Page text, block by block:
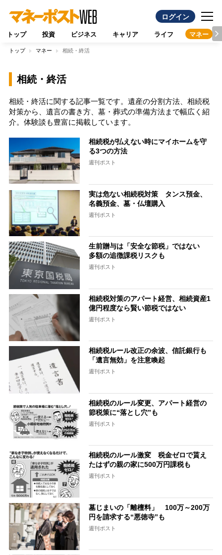
ログイン
トップ 投資 ビジネス キャリア ライフ マネー
トップ マネー 相続・終活
相続・終活
相続・終活に関する記事一覧です。遺産の分割方法、相続税
対策から、遺言の書き方、墓・葬式の準備方法まで幅広く紹
介。体験談も豊富に掲載しています。
相続税が払えない時にマイホームを守
る3つの方法
週刊ポスト
実は危ない相続税対策 タンス預金、
名義預金、墓・仏壇購入
週刊ポスト
生前贈与は「安全な節税」ではない
多額の追徴課税リスクも
週刊ポスト
相続税対策のアパート経営、相続資産1
億円程度なら賢い節税ではない
週刊ポスト
相続税ルール改正の余波、信託銀行も
「遺言無効」を注意喚起
週刊ポスト
相続税のルール変更、アパート経営の
節税策に“落とし穴”も
週刊ポスト
相続税のルール激変 税金ゼロで貰え
たはずの親の家に500万円課税も
週刊ポスト
墓じまいの「離檀料」 100万～200万
円を請求する“悪徳寺”も
週刊ポスト